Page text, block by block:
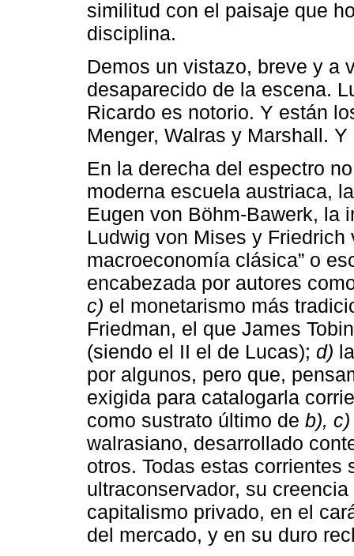
similitud con el paisaje que
disciplina.
Demos un vistazo, breve y a
desaparecido de la escena.
Ricardo es notorio. Y están
Menger, Walras y Marshall.
En la derecha del espectro
moderna escuela austriaca,
Eugen von Böhm-Bawerk, la
Ludwig von Mises y
macroeconomía clásica” o
encabezada por autores
c) el monetarismo más
Friedman, el que James
(siendo el II el de Lucas); d)
por algunos, pero que,
exigida para catalogarla
como sustrato último de b), c)
walrasiano, desarrollado
otros. Todas estas
ultraconservador, su
capitalismo privado, en el
del mercado, y en su duro